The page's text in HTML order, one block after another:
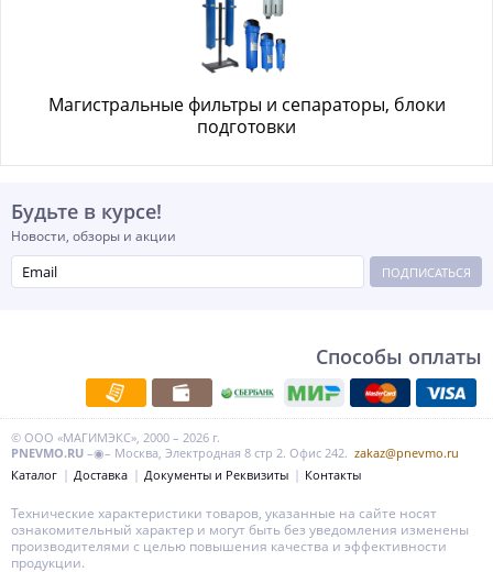
Магистральные фильтры и сепараторы, блоки
подготовки
Будьте в курсе!
Новости, обзоры и акции
ПОДПИСАТЬСЯ
Способы оплаты
© ООО «МАГИМЭКС», 2000 – 2026 г.
PNEVMO.RU –◉– Москва, Электродная 8 стр 2. Офис 242. zakaz@pnevmo.ru
Каталог
Доставка Документы и Реквизиты Контакты
Технические характеристики товаров, указанные на сайте носят
ознакомительный характер и могут быть без уведомления изменены
производителями с целью повышения качества и эффективности
продукции.